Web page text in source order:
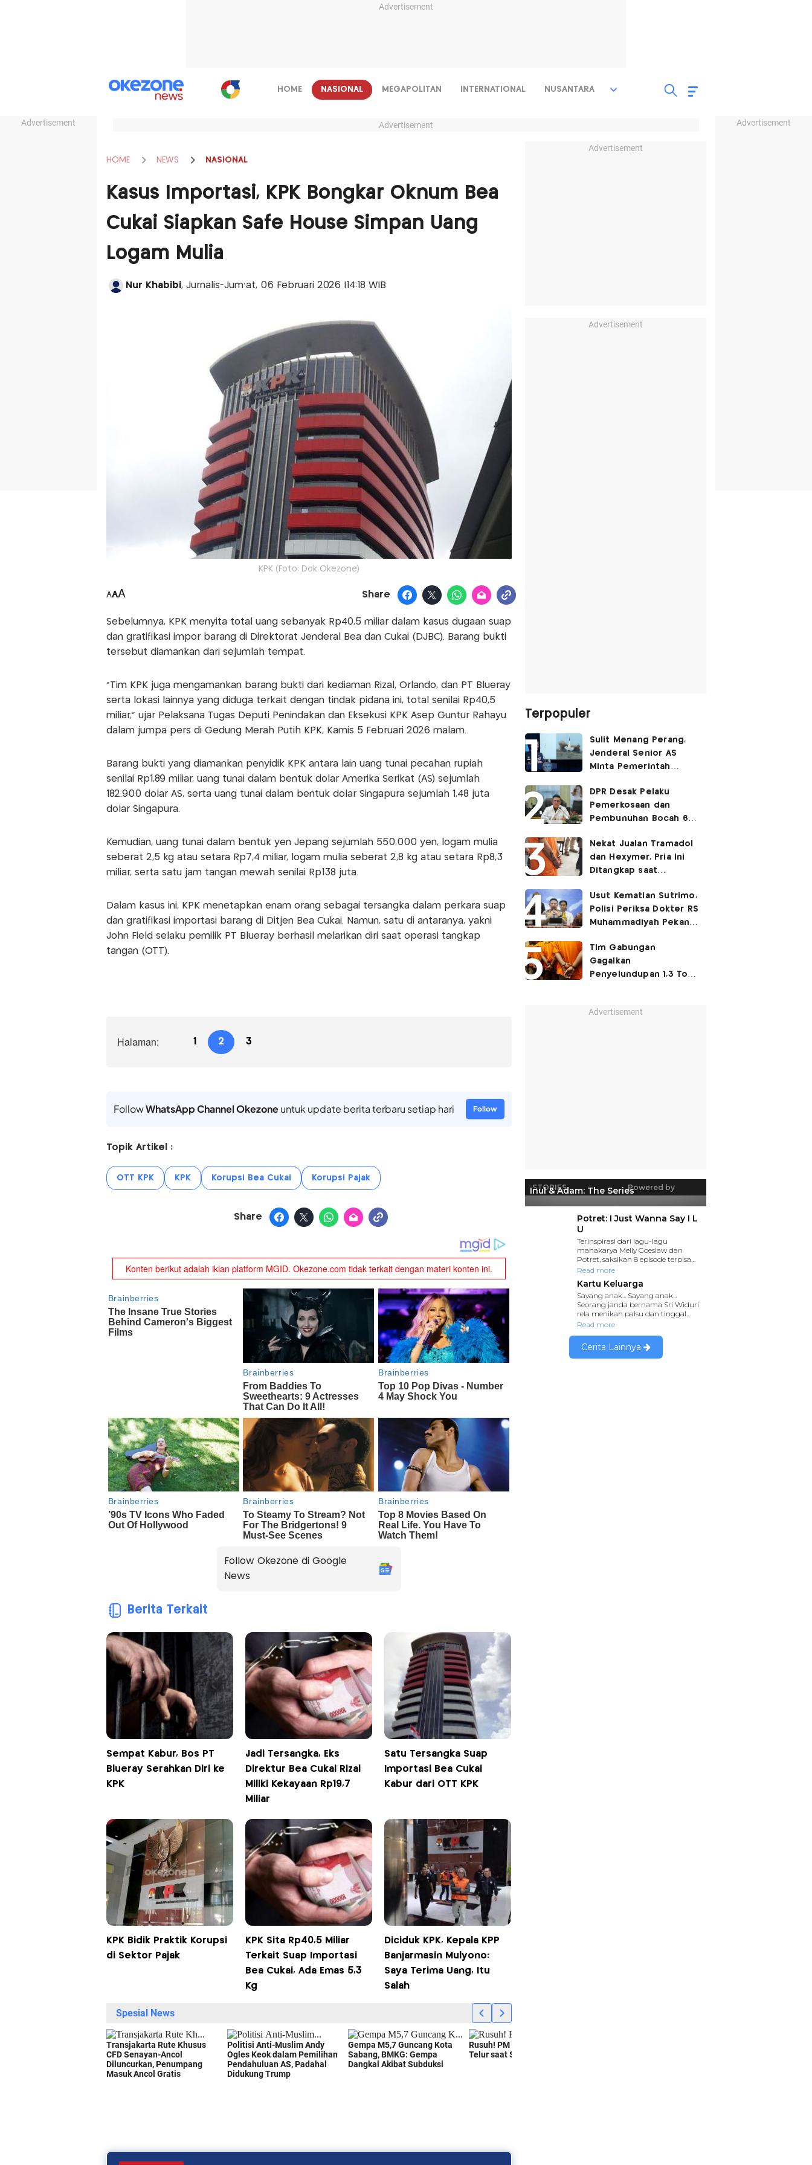
Advertisement
Advertisement Advertisement
HOME NASIONAL MEGAPOLITAN INTERNATIONAL NUSANTARA
Advertisement
HOME NEWS NASIONAL
Kasus Importasi, KPK Bongkar Oknum Bea
Cukai Siapkan Safe House Simpan Uang
Logam Mulia
Nur Khabibi, Jurnalis-Jum'at, 06 Februari 2026 |14:18 WIB
KPK (Foto: Dok Okezone)
AAA Share
Sebelumnya, KPK menyita total uang sebanyak Rp40,5 miliar dalam kasus dugaan suap
dan gratifikasi impor barang di Direktorat Jenderal Bea dan Cukai (DJBC). Barang bukti
tersebut diamankan dari sejumlah tempat.
“Tim KPK juga mengamankan barang bukti dari kediaman Rizal, Orlando, dan PT Blueray
serta lokasi lainnya yang diduga terkait dengan tindak pidana ini, total senilai Rp40,5
miliar,” ujar Pelaksana Tugas Deputi Penindakan dan Eksekusi KPK Asep Guntur Rahayu
dalam jumpa pers di Gedung Merah Putih KPK, Kamis 5 Februari 2026 malam.
Barang bukti yang diamankan penyidik KPK antara lain uang tunai pecahan rupiah
senilai Rp1,89 miliar, uang tunai dalam bentuk dolar Amerika Serikat (AS) sejumlah
182.900 dolar AS, serta uang tunai dalam bentuk dolar Singapura sejumlah 1,48 juta
dolar Singapura.
Kemudian, uang tunai dalam bentuk yen Jepang sejumlah 550.000 yen, logam mulia
seberat 2,5 kg atau setara Rp7,4 miliar, logam mulia seberat 2,8 kg atau setara Rp8,3
miliar, serta satu jam tangan mewah senilai Rp138 juta.
Dalam kasus ini, KPK menetapkan enam orang sebagai tersangka dalam perkara suap
dan gratifikasi importasi barang di Ditjen Bea Cukai. Namun, satu di antaranya, yakni
John Field selaku pemilik PT Blueray berhasil melarikan diri saat operasi tangkap
tangan (OTT).
Halaman: 1 2 3
FollowWhatsApp Channel Okezoneuntuk update berita terbaru setiap hari Follow
Topik Artikel :
OTT KPK KPK Korupsi Bea Cukai Korupsi Pajak
Share
Follow Okezone di Google
News
Berita Terkait
Sempat Kabur, Bos PT
Blueray Serahkan Diri ke
KPK
Jadi Tersangka, Eks
Direktur Bea Cukai Rizal
Miliki Kekayaan Rp19,7
Miliar
Satu Tersangka Suap
Importasi Bea Cukai
Kabur dari OTT KPK
KPK Bidik Praktik Korupsi
di Sektor Pajak
KPK Sita Rp40,5 Miliar
Terkait Suap Importasi
Bea Cukai, Ada Emas 5,3
Kg
Diciduk KPK, Kepala KPP
Banjarmasin Mulyono:
Saya Terima Uang, Itu
Salah
Advertisement
Advertisement
Terpopuler
Sulit Menang Perang,
Jenderal Senior AS
Minta Pemerintah
Lawan Iran
DPR Desak Pelaku
Pemerkosaan dan
Pembunuhan Bocah 6
Dihukum Seumur Hidup
Nekat Jualan Tramadol
dan Hexymer, Pria Ini
Ditangkap saat
Usut Kematian Sutrimo,
Polisi Periksa Dokter RS
Muhammadiyah Pekan
Tim Gabungan
Gagalkan
Penyelundupan 1,3 Ton
Advertisement